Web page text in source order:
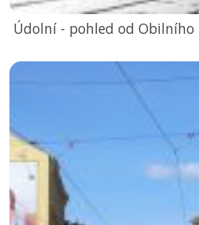
Údolní - pohled od Obilního